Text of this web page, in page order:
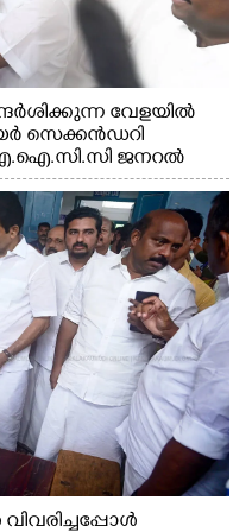
വേളയിൽ
സെക്കൻഡറി
എ.ഐ.സി.സി ജനറൽ
എം.പി കുരുന്നിനെ
എക്സൈസ്
മന്ത്രി ടി. സിദ്ദിഖ്,
എന്നിവർ സമീപം